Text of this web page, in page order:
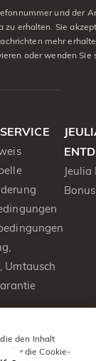
und der
zu erhalten. Sie
mehr
oder wenden Sie
Umtausch
Jeulia
den Inhalt
oder die Cookie-